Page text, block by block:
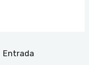
Entrada